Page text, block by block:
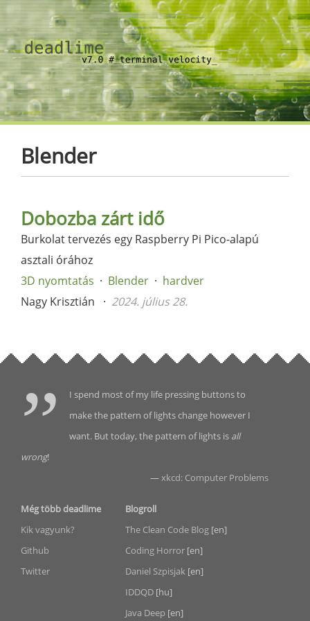
Blender
Dobozba zárt idő
Burkolat tervezés egy Raspberry Pi Pico-alapú
asztali órához
3D nyomtatás
Blender
hardver
Nagy Krisztián
2024. július 28.
I spend most of my life pressing buttons to
make the pattern of lights change however I
want. But today, the pattern of lights is all
wrong!
—xkcd: Computer Problems
Még több deadlime
Kik vagyunk?
Github
Twitter
Blogroll
The Clean Code Blog [en]
Coding Horror [en]
Daniel Szpisjak [en]
IDDQD [hu]
Java Deep [en]